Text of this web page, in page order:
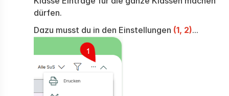
dürfen.
Dazu musst du in den Einstellungen (1, 2)...